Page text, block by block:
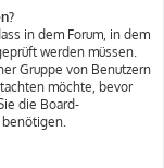
in dem Forum, in dem
werden müssen.
Gruppe von Benutzern
möchte, bevor
die Board-
benötigen.